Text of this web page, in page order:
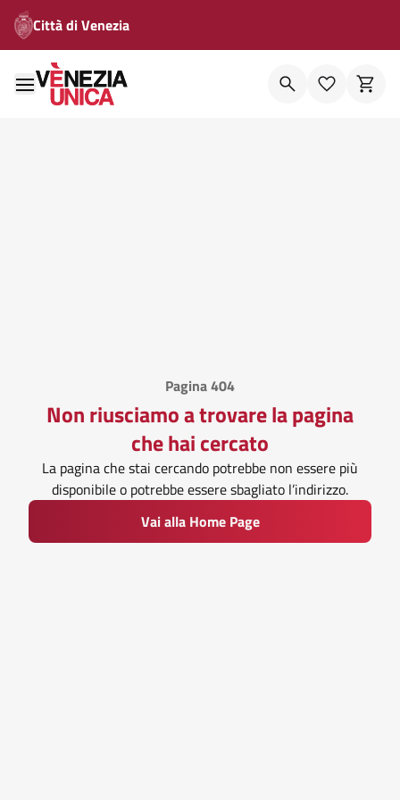
Città di Venezia
Pagina 404
Non riusciamo a trovare la pagina
che hai cercato
La pagina che stai cercando potrebbe non essere più
disponibile o potrebbe essere sbagliato l’indirizzo.
Vai alla Home Page